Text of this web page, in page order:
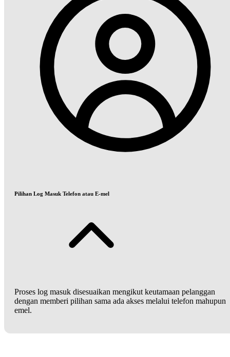
Pilihan Log Masuk Telefon atau E-mel
Proses log masuk disesuaikan mengikut keutamaan pelanggan
dengan memberi pilihan sama ada akses melalui telefon mahupun
emel.